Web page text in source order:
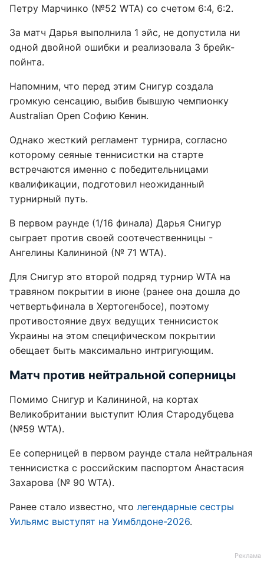
Петру Марчинко (№52 WTA) со счетом 6:4, 6:2.
За матч Дарья выполнила 1 эйс, не допустила ни
одной двойной ошибки и реализовала 3 брейк-
пойнта.
Напомним, что перед этим Снигур создала
громкую сенсацию, выбив бывшую чемпионку
Australian Open Софию Кенин.
Однако жесткий регламент турнира, согласно
которому сеяные теннисистки на старте
встречаются именно с победительницами
квалификации, подготовил неожиданный
турнирный путь.
В первом раунде (1/16 финала) Дарья Снигур
сыграет против своей соотечественницы -
Ангелины Калининой (№ 71 WTA).
Для Снигур это второй подряд турнир WTA на
травяном покрытии в июне (ранее она дошла до
четвертьфинала в Хертогенбосе), поэтому
противостояние двух ведущих теннисисток
Украины на этом специфическом покрытии
обещает быть максимально интригующим.
Матч против нейтральной соперницы
Помимо Снигур и Калининой, на кортах
Великобритании выступит Юлия Стародубцева
(№59 WTA).
Ее соперницей в первом раунде стала нейтральная
теннисистка с российским паспортом Анастасия
Захарова (№ 90 WTA).
Ранее стало известно, что легендарные сестры
Уильямс выступят на Уимблдоне-2026.